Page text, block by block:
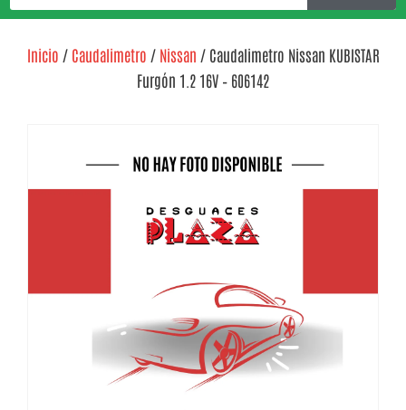
Inicio / Caudalimetro / Nissan / Caudalimetro Nissan KUBISTAR
Furgón 1.2 16V – 606142